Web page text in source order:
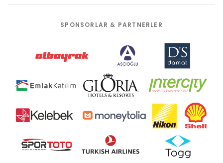
SPONSORLAR & PARTNERLER